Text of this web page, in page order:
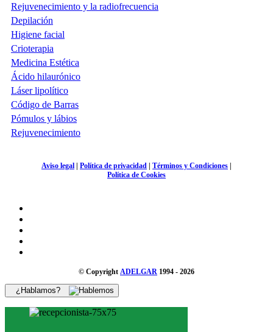
Rejuvenecimiento y la radiofrecuencia
Depilación
Higiene facial
Crioterapia
Medicina Estética
Ácido hilaurónico
Láser lipolítico
Código de Barras
Pómulos y lábios
Rejuvenecimiento
Aviso legal | Política de privacidad | Términos y Condiciones |
Política de Cookies
© Copyright ADELGAR 1994 - 2026
¿Hablamos?